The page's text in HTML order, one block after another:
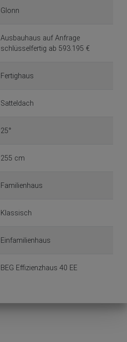
Glonn
Ausbauhaus auf Anfrage
schlüsselfertig ab 593.195 €
Fertighaus
Satteldach
25°
255 cm
Familienhaus
Klassisch
Einfamilienhaus
BEG Effizienzhaus 40 EE